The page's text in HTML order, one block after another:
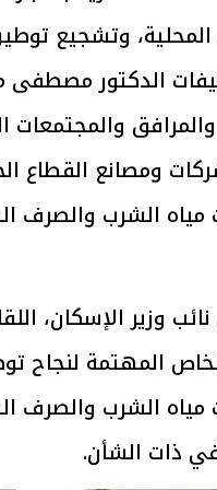
المحلية، وتشجيع
الدكتور مصطفى
والمجتمعات
ومصانع القطاع
الشرب والصرف
وزير الإسكان،
المهتمة لنجاح
الشرب والصرف
ذات الشأن.
خطيرة على
الوقود حال
الشرق الأوسط